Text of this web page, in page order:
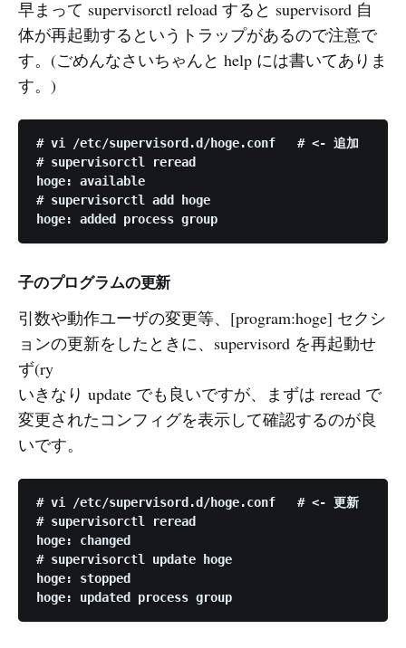
早まって supervisorctl reload すると supervisord 自
体が再起動するというトラップがあるので注意で
す。(ごめんなさいちゃんと help には書いてありま
す。)
# vi /etc/supervisord.d/hoge.conf   # <- 追加
# supervisorctl reread
hoge: available
# supervisorctl add hoge
子のプログラムの更新
引数や動作ユーザの変更等、[program:hoge] セクシ
ョンの更新をしたときに、supervisord を再起動せ
ず(ry
いきなり update でも良いですが、まずは reread で
変更されたコンフィグを表示して確認するのが良
いです。
# vi /etc/supervisord.d/hoge.conf   # <- 更新
# supervisorctl reread
hoge: changed
# supervisorctl update hoge
hoge: stopped